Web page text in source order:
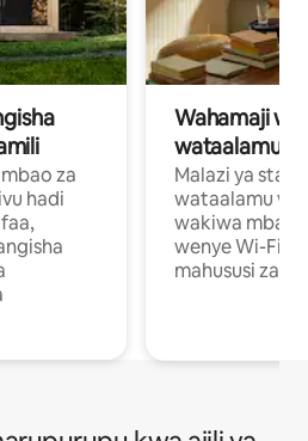
za
hadi
Wahamaji
wataalamu
Malazi ya
wataalamu
wakiwa mbali
wenye Wi-Fi
mahususi za